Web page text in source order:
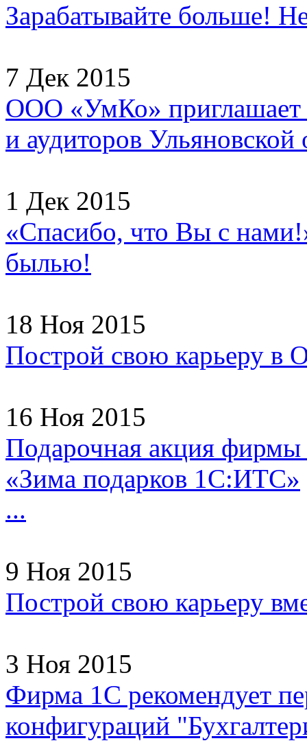
Зарабатывайте больше!
7 Дек 2015
ООО «УмКо» приглашает
и аудиторов Ульяновской
1 Дек 2015
«Спасибо, что Вы с
былью!
18 Ноя 2015
Построй свою карьеру
16 Ноя 2015
Подарочная акция
«Зима подарков 1С:ИТС»
...
9 Ноя 2015
Построй свою карьеру
3 Ноя 2015
Фирма 1С рекомендует
конфигураций